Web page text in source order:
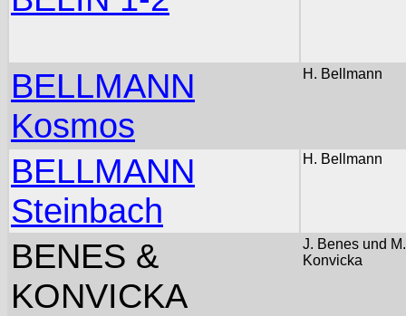
BELLMANN
Kosmos
H. Bellmann
BELLMANN
Steinbach
H. Bellmann
BENES &
KONVICKA
J. Benes und M.
Konvicka